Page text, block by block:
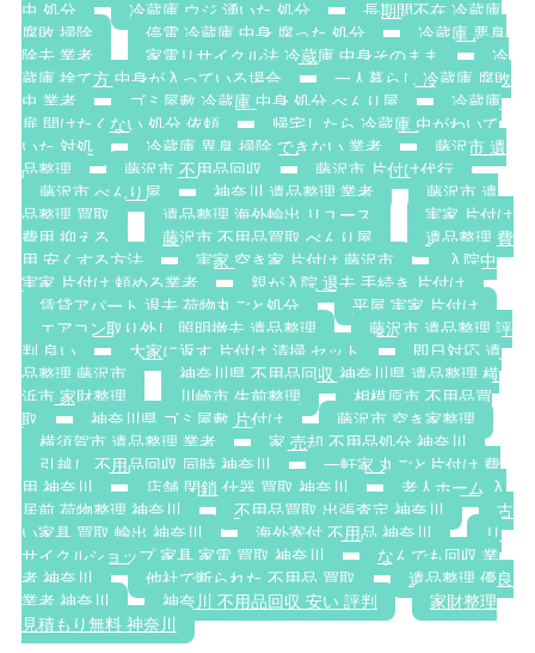
虫 処分
冷蔵庫 ウジ 湧いた 処分
長期間不在 冷蔵庫
腐敗 掃除
停電 冷蔵庫 中身 腐った 処分
冷蔵庫 悪臭
除去 業者
家電リサイクル法 冷蔵庫 中身そのまま
冷
蔵庫 捨て方 中身が入っている場合
一人暮らし 冷蔵庫 腐敗
虫 業者
ゴミ屋敷 冷蔵庫 中身 処分 べんり屋
冷蔵庫
扉 開けたくない 処分 依頼
帰宅したら 冷蔵庫 虫がわいて
いた 対処
冷蔵庫 異臭 掃除 できない 業者
藤沢市 遺
品整理
藤沢市 不用品回収
藤沢市 片付け代行
藤沢市 べんり屋
神奈川 遺品整理 業者
藤沢市 遺
品整理 買取
遺品整理 海外輸出 リユース
実家 片付け
費用 抑える
藤沢市 不用品買取 べんり屋
遺品整理 費
用 安くする方法
実家 空き家 片付け 藤沢市
入院中
実家 片付け 頼める業者
親が入院 退去 手続き 片付け
賃貸アパート 退去 荷物丸ごと処分
平屋 実家 片付け
エアコン取り外し 照明撤去 遺品整理
藤沢市 遺品整理 評
判 良い
大家に返す 片付け 清掃 セット
即日対応 遺
品整理 藤沢市
神奈川県 不用品回収 神奈川県 遺品整理 横
浜市 家財整理
川崎市 生前整理
相模原市 不用品買
取
神奈川県 ゴミ屋敷 片付け
藤沢市 空き家整理
横須賀市 遺品整理 業者
家 売却 不用品処分 神奈川
引越し 不用品回収 同時 神奈川
一軒家 丸ごと片付け 費
用 神奈川
店舗 閉鎖 什器 買取 神奈川
老人ホーム 入
居前 荷物整理 神奈川
不用品買取 出張査定 神奈川
古
い家具 買取 輸出 神奈川
海外寄付 不用品 神奈川
リ
サイクルショップ 家具 家電 買取 神奈川
なんでも回収 業
者 神奈川
他社で断られた 不用品 買取
遺品整理 優良
業者 神奈川
神奈川 不用品回収 安い 評判
家財整理
見積もり無料 神奈川